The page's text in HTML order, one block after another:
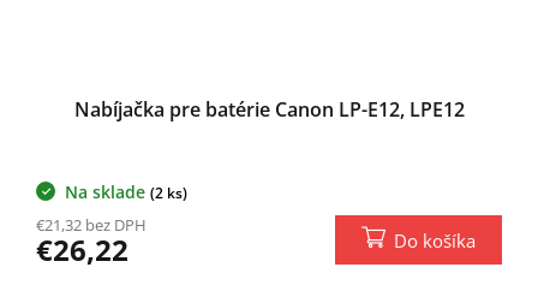
Nabíjačka pre batérie Canon LP-E12, LPE12
Na sklade (2 ks)
€21,32 bez DPH
€26,22 Do košíka